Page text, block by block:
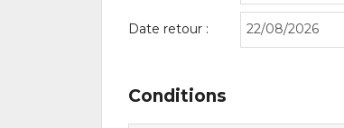
Date retour :
Conditions